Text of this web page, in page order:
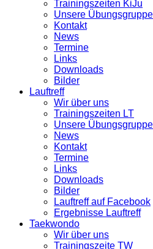
Trainingszeiten KiJu
Unsere
Kontakt
News
Termine
Links
Downloads
Bilder
Lauftreff
Wir über uns
Trainingszeiten LT
Unsere
News
Kontakt
Termine
Links
Downloads
Bilder
Lauftreff auf Facebook
Ergebnisse Lauftreff
Taekwondo
Wir über uns
Trainingszeite TW